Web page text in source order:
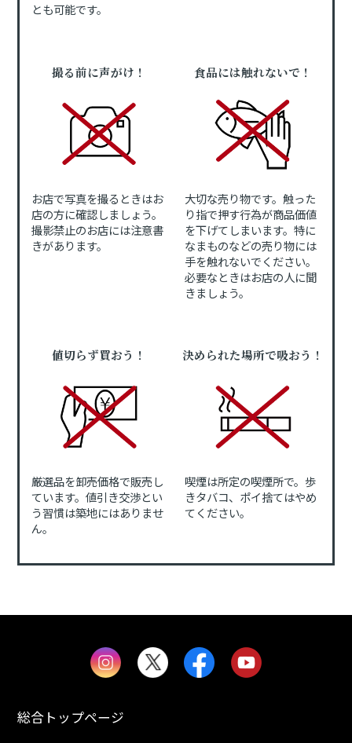
とも可能です。
撮る前に声がけ！
お店で写真を撮るときはお
店の方に確認しましょう。
撮影禁止のお店には注意書
きがあります。
食品には触れないで！
大切な売り物です。触った
り指で押す行為が商品価値
を下げてしまいます。特に
なまものなどの売り物には
手を触れないでください。
必要なときはお店の人に聞
きましょう。
値切らず買おう！
厳選品を卸売価格で販売し
ています。値引き交渉とい
う習慣は築地にはありませ
ん。
決められた場所で吸おう！
喫煙は所定の喫煙所で。歩
きタバコ、ポイ捨てはやめ
てください。
総合トップページ